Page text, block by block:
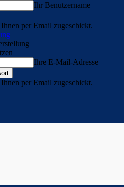
Ihr Benutzername
per Email zugeschickt.
Ihre E-Mail-Adresse
per Email zugeschickt.